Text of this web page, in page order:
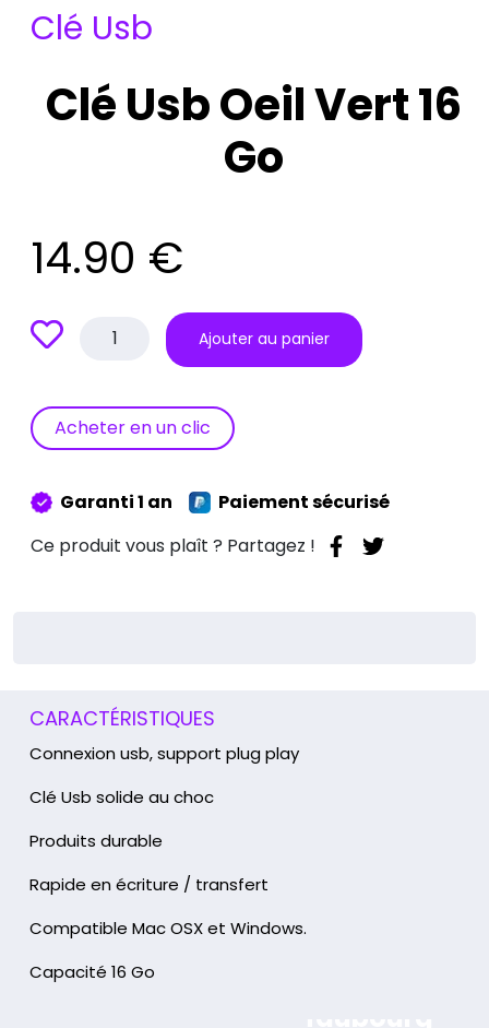
Clé Usb
Clé Usb Oeil Vert 16
Go
14.90 €
quantité
Oeil
Vert
Ajouter au panier
Acheter en un clic
Garanti 1 an
Paiement sécurisé
Ce produit vous plaît ? Partagez !
CARACTÉRISTIQUES
Connexion usb, support plug play
Clé Usb solide au choc
Produits durable
Rapide en écriture / transfert
Compatible Mac OSX et Windows.
Capacité 16 Go